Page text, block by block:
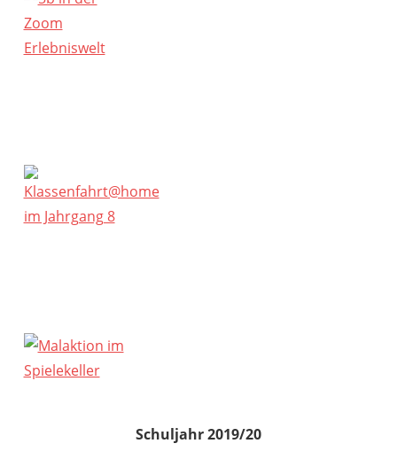
Schuljahr 2019/20